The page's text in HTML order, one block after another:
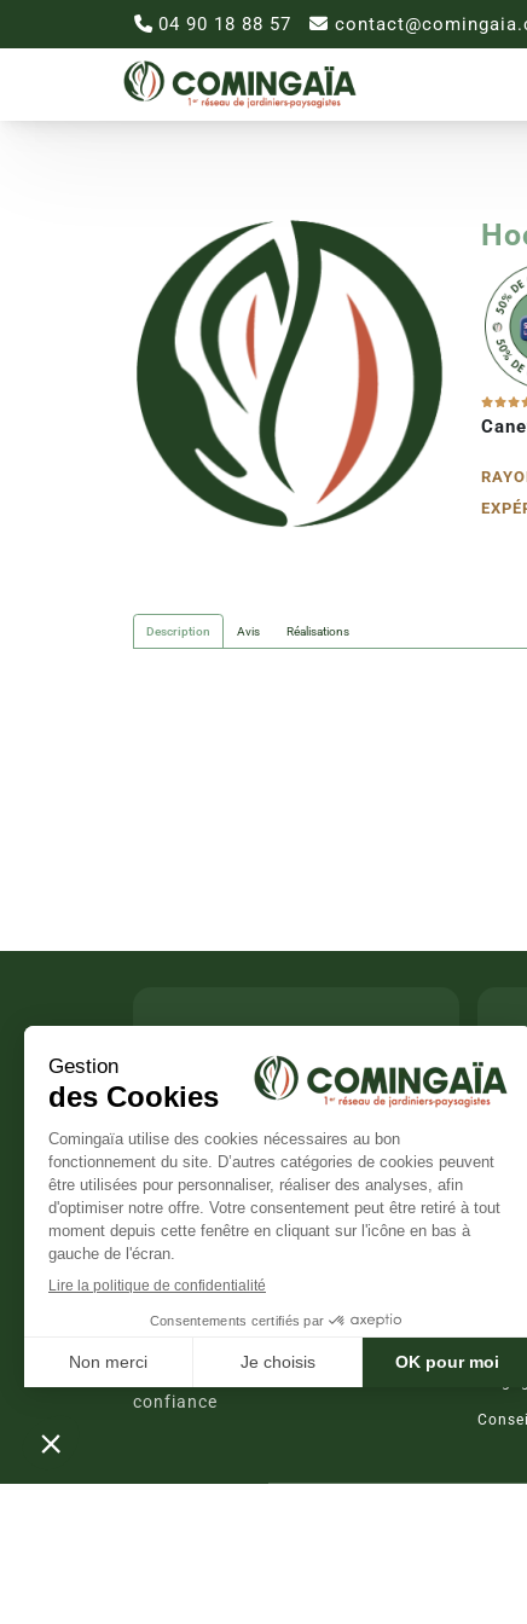
04 90 18 88 57
Description Avis Réalisations
REJOINDRE LA COMMUNAUTÉ
Le réseau national de jardiniers de
confiance